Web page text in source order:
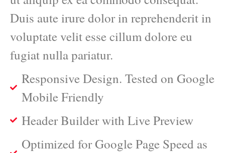
Duis aute irure dolor in reprehenderit in
voluptate velit esse cillum dolore eu
fugiat nulla pariatur.
Responsive Design. Tested on Google
Mobile Friendly
Header Builder with Live Preview
Optimized for Google Page Speed as